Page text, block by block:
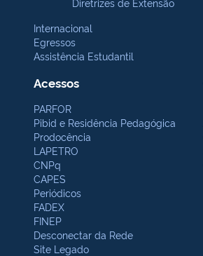
Internacional
Egressos
Assistência Estudantil
Acessos
PARFOR
Pibid e Residência Pedagógica
Prodocência
LAPETRO
CNPq
CAPES
Periódicos
FADEX
FINEP
Desconectar da Rede
Site Legado